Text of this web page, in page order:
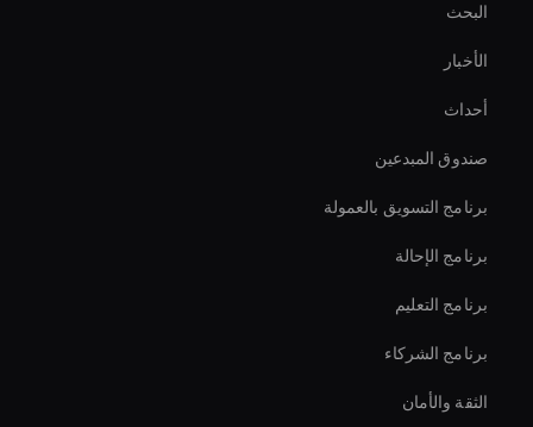
Zoom Ai Avatar
محرر مقاطع الفيديو بالذكاء الاصطناعي
Ai-Powered Digital Assistant
أداة تحرير الفيديو بالذكاء الاصطناعي
البحث
الأخبار
أحداث
صندوق المبدعين
برنامج التسويق بالعمولة
برنامج الإحالة
برنامج التعليم
برنامج الشركاء
الثقة والأمان